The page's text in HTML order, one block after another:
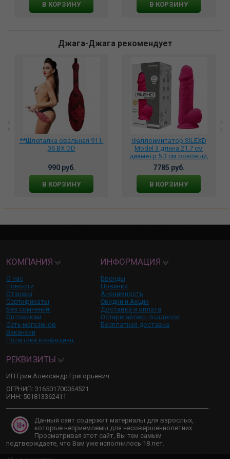
В КОРЗИНУ В КОРЗИНУ
Джага-Джага рекомендует
**Шлепалка овальная 911-
36 BX DD
990 руб.
В КОРЗИНУ
Фаллоимитатор SILEXD
Model 3 длина 21.7 см
диаметр 5.3 см розовый,
221410
7785 руб.
В КОРЗИНУ
КОМПАНИЯ
О нас
Новости
Отзывы
Сертификаты
Без сомнений!
Оптовикам
Сеть магазинов
Вакансии
Политика конфиденц.
ИНФОРМАЦИЯ
Бренды
Новинки
Анонимность
Скидки и Акции
Доставка и оплата
Остерегайтесь подделок
Бесплатная доставка
РЕКВИЗИТЫ
ИП Грин Александр Григорьевич
ОГРНИП: 316501700054521
ИНН: 501813362411
Данный сайт содержит материалы для взрослых,
которые неприемлемы для несовершеннолетних.
Просматривая этот сайт, Вы тем самым
подтверждаете, что Вам уже исполнилось 18 лет.